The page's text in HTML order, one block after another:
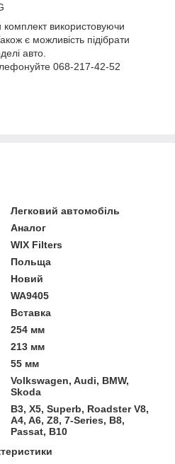
використовуючи
є можливість підібрати
авто.
068-217-42-52
Легковий автомобіль
Аналог
WIX Filters
Польща
Новий
WA9405
Вставка
254 мм
213 мм
55 мм
Volkswagen, Audi, BMW,
Skoda
B3, X5, Superb, Roadster V8,
A4, A6, Z8, 7-Series, B8,
Passat, B10